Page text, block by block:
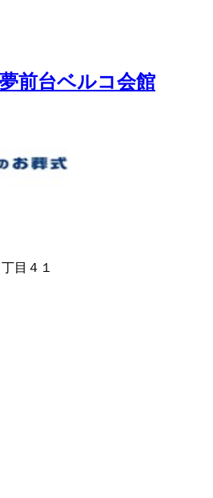
前台ベルコ会館
目４１